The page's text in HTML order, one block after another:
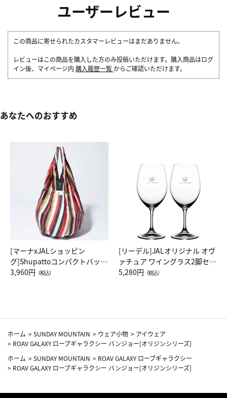
ユーザーレビュー
この商品に寄せられたカスタマーレビューはまだありません。
レビューはこの商品を購入した方のみ投稿いただけます。購入商品はログ
イン後、マイページ内 購入履歴一覧 からご確認いただけます。
あなたへのおすすめ
[マーナxJALショッピン
グ]Shupattoコンパクトバッグ
Drop JAL客室乗務員（LC）ス
3,960円 （税込）
[リーデル]JALオリジナル オヴ
ァチュア ワイングラス2脚セッ
ト（レッドワイン）
5,280円 （税込）
ホーム >SUNDAY MOUNTAIN > ウェア小物 > アイウェア
> ROAV GALAXY ローブギャラクシー バンジョー[オリジンシリーズ]
ホーム >SUNDAY MOUNTAIN > ROAV GALAXY ローブギャラクシー
> ROAV GALAXY ローブギャラクシー バンジョー[オリジンシリーズ]